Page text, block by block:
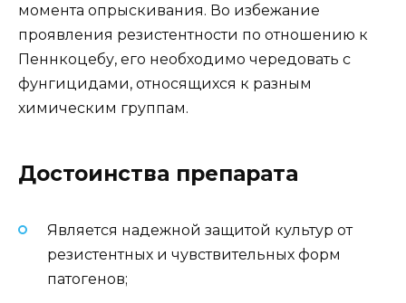
момента опрыскивания. Во избежание
проявления резистентности по отношению к
Пеннкоцебу, его необходимо чередовать с
фунгицидами, относящихся к разным
химическим группам.
Достоинства препарата
Является надежной защитой культур от
резистентных и чувствительных форм
патогенов;